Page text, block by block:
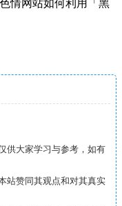
供大家学习与参考，如有
站赞同其观点和对其真实